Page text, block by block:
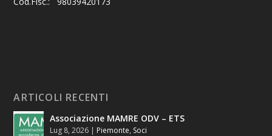
ARTICOLI RECENTI
Associazione MAMRE ODV – ETS
Lug 8, 2026 | Piemonte, Soci